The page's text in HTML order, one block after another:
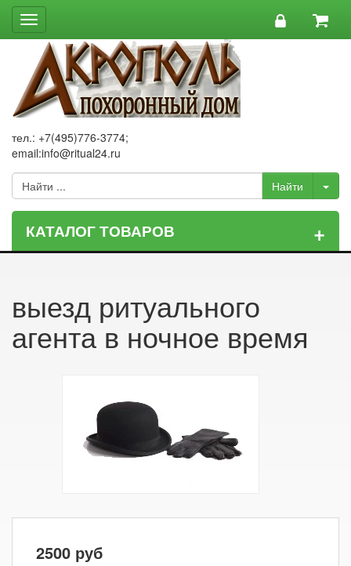
Toggle
navigation
тел.: +7(495)776-3774;
email:info@ritual24.ru
КАТАЛОГ ТОВАРОВ +
выезд ритуального
агента в ночное время
2500 руб